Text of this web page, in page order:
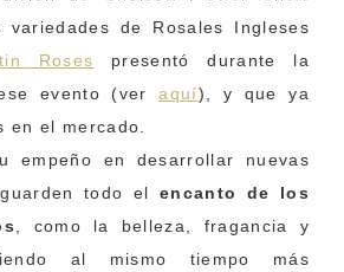
de Rosales Ingleses
Roses presentó durante la
evento (veraquí), y que ya
en el mercado.
empeño en desarrollar nuevas
todo elencanto de los
, como la belleza, fragancia y
al mismo tiempo más